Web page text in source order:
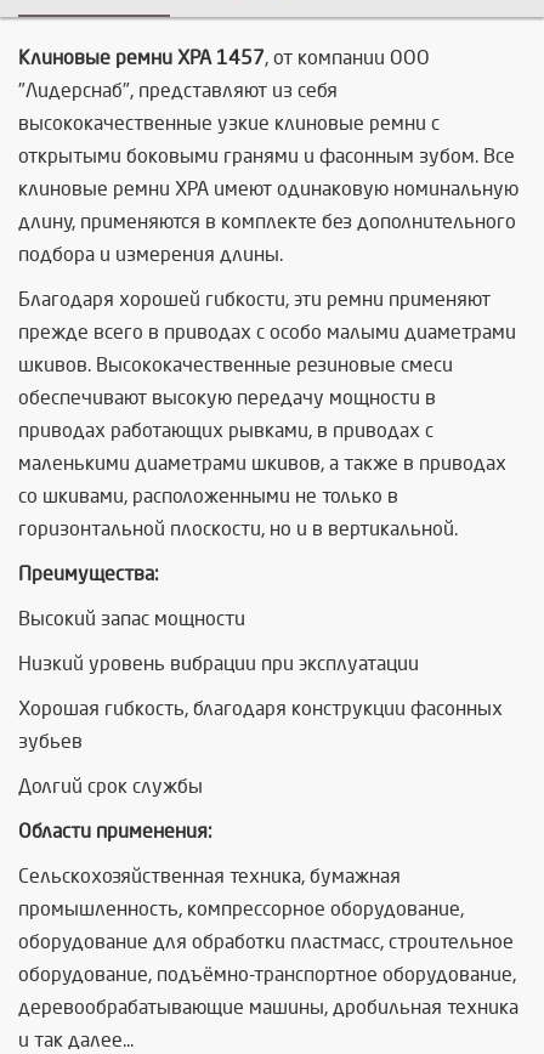
Клиновые ремни XPA 1457, от компании ООО
"Лидерснаб", представляют из себя
высококачественные узкие клиновые ремни с
открытыми боковыми гранями и фасонным зубом. Все
клиновые ремни XPA имеют одинаковую номинальную
длину, применяются в комплекте без дополнительного
подбора и измерения длины.
Благодаря хорошей гибкости, эти ремни применяют
прежде всего в приводах с особо малыми диаметрами
шкивов. Высококачественные резиновые смеси
обеспечивают высокую передачу мощности в
приводах работающих рывками, в приводах с
маленькими диаметрами шкивов, а также в приводах
со шкивами, расположенными не только в
горизонтальной плоскости, но и в вертикальной.
Преимущества:
Высокий запас мощности
Низкий уровень вибрации при эксплуатации
Хорошая гибкость, благодаря конструкции фасонных
зубьев
Долгий срок службы
Области применения:
Сельскохозяйственная техника, бумажная
промышленность, компрессорное оборудование,
оборудование для обработки пластмасс, строительное
оборудование, подъёмно-транспортное оборудование,
деревообрабатывающие машины, дробильная техника
и так далее...